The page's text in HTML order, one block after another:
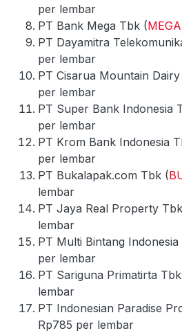
per lembar
PT Bank Mega Tbk (MEGA
PT Dayamitra
per lembar
PT Cisarua Mountain
per lembar
PT Super Bank Indonesia
per lembar
PT Krom Bank Indonesia
per lembar
PT Bukalapak.com Tbk (
lembar
PT Jaya Real Property
lembar
PT Multi Bintang
per lembar
PT Sariguna Primatirta
lembar
PT Indonesian Paradise
Rp785 per lembar